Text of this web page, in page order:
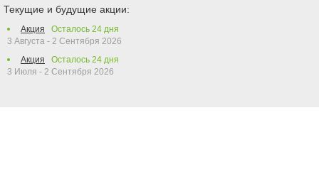
Текущие и будущие акции:
Акция Осталось 24 дня
3 Августа - 2 Сентября 2026
Акция
Осталось 24 дня
3 Июля - 2 Сентября 2026